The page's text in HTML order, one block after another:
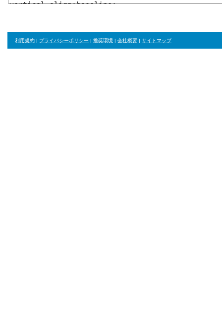
利用規約 | プライバシーポリシー | 推奨環境 | 会社概要 | サイトマップ